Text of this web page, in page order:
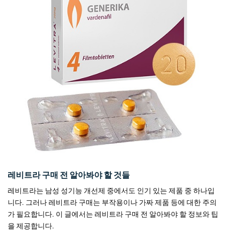
레비트라 구매 전 알아봐야 할 것들
레비트라는 남성 성기능 개선제 중에서도 인기 있는 제품 중 하나입
니다. 그러나 레비트라 구매는 부작용이나 가짜 제품 등에 대한 주의
가 필요합니다. 이 글에서는 레비트라 구매 전 알아봐야 할 정보와 팁
을 제공합니다.